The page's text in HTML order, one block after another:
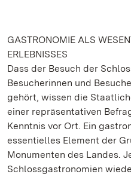
GASTRONOMIE ALS
ERLEBNISSES
Dass der Besuch der
Besucherinnen und
gehört, wissen die
einer repräsentativen
Kenntnis vor Ort. Ein
essentielles Element der
Monumenten des Landes.
Schlossgastronomien